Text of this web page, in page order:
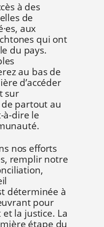
à des
de
aux
qui ont
du pays.
au bas de
d’accéder
sur
de partout au
à-dire le
nos efforts
remplir notre
déterminée à
pour
la justice. La
étape du